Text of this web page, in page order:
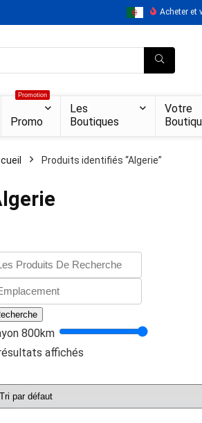
Acheter et
Promotion
Promo
Les
Boutiques
Votre
Produits identifiés “Algerie”
800km
affichés